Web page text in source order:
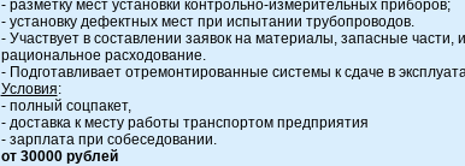
- разметку мест установки контрольно-измерительных приборов;
- установку дефектных мест при испытании трубопроводов.
- Участвует в составлении заявок на материалы, запасные части,
рациональное расходование.
- Подготавливает отремонтированные системы к сдаче в
Условия:
- полный соцпакет,
- доставка к месту работы транспортом предприятия
- зарплата при собеседовании.
от 30000 рублей